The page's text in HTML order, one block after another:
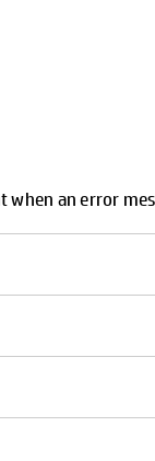
when an error